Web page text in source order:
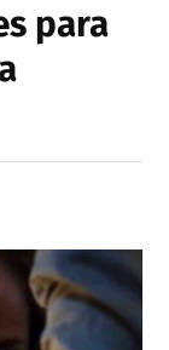
para